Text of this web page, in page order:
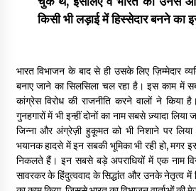
चाइनीज मस्ट गो
3 years ago
गांधी के रास्ते ही वैश्विक समस्याओं का समाधान सम्भव
3 years ago
पीवी राजगोपाल को जापान का निवानो
3 years ago
कैसे बचायें बच्चों का मन?
किसी भी लड़ाई में हिस्सेदार बनने का
भारत विभाजन के बाद से ही उसके लिए ज़िम्मेदार
बनाए जाने का सिलसिला चल रहा है। इस काम में
कांग्रेस विरोध की राजनीति करने वालों ने
गुनहगारों में भी इन्हीं दोनों का नाम सबसे ज़्यादा
जिन्ना और अंग्रेज़ी हुकूमत को भी निशाने पर
भयानक हादसे में इन सबकी भूमिका भी रही हो,
निकलते हैं। इन सबसे बड़े अपराधियों में एक नाम
सावरकर के हिंदुत्ववाद के सिद्धांत और उनके नेतृत्व में